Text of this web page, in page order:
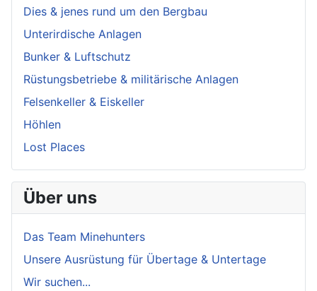
Dies & jenes rund um den Bergbau
Unterirdische Anlagen
Bunker & Luftschutz
Rüstungsbetriebe & militärische Anlagen
Felsenkeller & Eiskeller
Höhlen
Lost Places
Über uns
Das Team Minehunters
Unsere Ausrüstung für Übertage & Untertage
Wir suchen...